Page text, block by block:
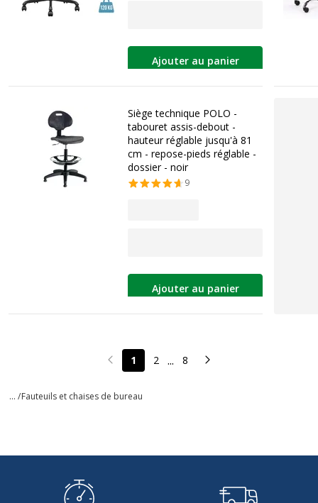
Ajouter au panier
Siège technique POLO -
tabouret assis-debout -
hauteur réglable jusqu'à 81
cm - repose-pieds réglable -
dossier - noir
9
Ajouter au panier
Page précédente
1 2 ... 8 Page suivante
... /Fauteuils et chaises de bureau